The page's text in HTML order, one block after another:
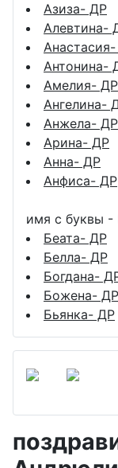
Азиза- ДР
Алевтина-
Антонина-
Амелия- ДР
Ангелина-
Анжела- ДР
Арина- ДР
Анна- ДР
Анфиса- ДР
имя с буквы -
Беата- ДР
Белла- ДР
Богдана-
Божена- ДР
Бьянка- ДР